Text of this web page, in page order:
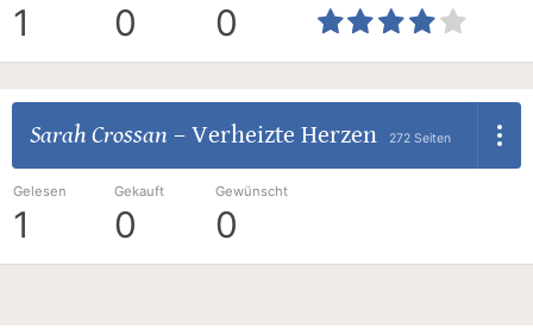
1 0 0
Sarah Crossan – Verheizte Herzen 272 Seiten
Gelesen
1
Gekauft
0
Gewünscht
0